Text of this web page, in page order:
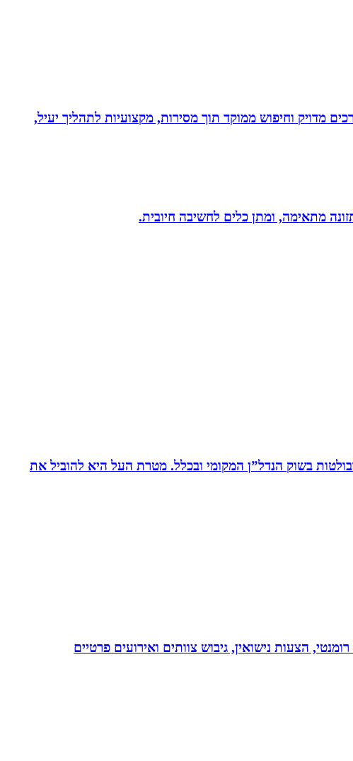
מדויק וחיפוש ממוקד תוך מסירות, מקצועיות לתהליך יעיל,
מתאימה, ומתן כלים לחשיבה חיובית.
בשוק הנדל”ן המקומי ובכלל. מטרת העל היא להוביל את
הצעות נישואין, גיבוש צוותים ואירועים פרטיים